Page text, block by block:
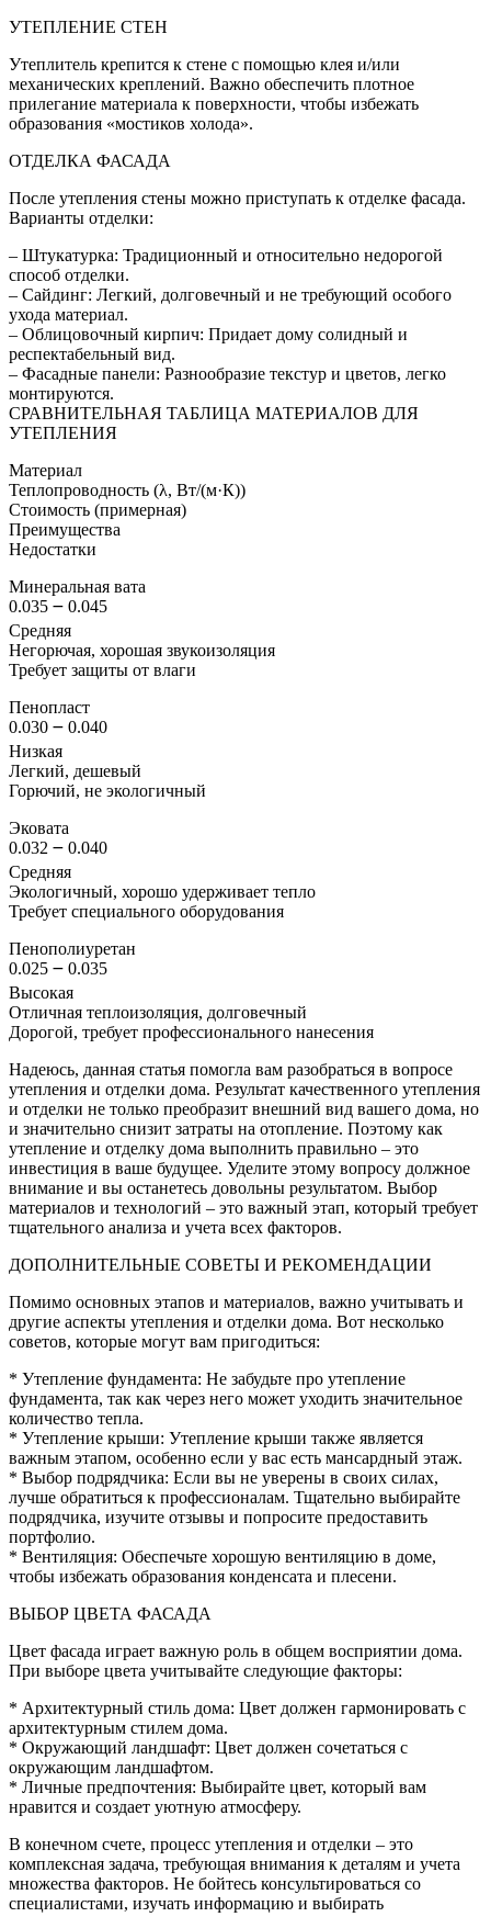
УТЕПЛЕНИЕ СТЕН
Утеплитель крепится к стене с помощью клея и/или
механических креплений. Важно обеспечить плотное
прилегание материала к поверхности, чтобы избежать
образования «мостиков холода».
ОТДЕЛКА ФАСАДА
После утепления стены можно приступать к отделке фасада.
Варианты отделки:
– Штукатурка: Традиционный и относительно недорогой
способ отделки.
– Сайдинг: Легкий, долговечный и не требующий особого
ухода материал.
– Облицовочный кирпич: Придает дому солидный и
респектабельный вид.
– Фасадные панели: Разнообразие текстур и цветов, легко
монтируются.
СРАВНИТЕЛЬНАЯ ТАБЛИЦА МАТЕРИАЛОВ ДЛЯ
УТЕПЛЕНИЯ
Материал
Теплопроводность (λ, Вт/(м·К))
Стоимость (примерная)
Преимущества
Недостатки
Минеральная вата
0.035 ౼ 0.045
Средняя
Негорючая, хорошая звукоизоляция
Требует защиты от влаги
Пенопласт
0.030 ౼ 0.040
Низкая
Легкий, дешевый
Горючий, не экологичный
Эковата
0.032 ౼ 0.040
Средняя
Экологичный, хорошо удерживает тепло
Требует специального оборудования
Пенополиуретан
0.025 ౼ 0.035
Высокая
Отличная теплоизоляция, долговечный
Дорогой, требует профессионального нанесения
Надеюсь, данная статья помогла вам разобраться в вопросе
утепления и отделки дома. Результат качественного утепления
и отделки не только преобразит внешний вид вашего дома, но
и значительно снизит затраты на отопление. Поэтому как
утепление и отделку дома выполнить правильно – это
инвестиция в ваше будущее. Уделите этому вопросу должное
внимание и вы останетесь довольны результатом. Выбор
материалов и технологий – это важный этап, который требует
тщательного анализа и учета всех факторов.
ДОПОЛНИТЕЛЬНЫЕ СОВЕТЫ И РЕКОМЕНДАЦИИ
Помимо основных этапов и материалов, важно учитывать и
другие аспекты утепления и отделки дома. Вот несколько
советов, которые могут вам пригодиться:
* Утепление фундамента: Не забудьте про утепление
фундамента, так как через него может уходить значительное
количество тепла.
* Утепление крыши: Утепление крыши также является
важным этапом, особенно если у вас есть мансардный этаж.
* Выбор подрядчика: Если вы не уверены в своих силах,
лучше обратиться к профессионалам. Тщательно выбирайте
подрядчика, изучите отзывы и попросите предоставить
портфолио.
* Вентиляция: Обеспечьте хорошую вентиляцию в доме,
чтобы избежать образования конденсата и плесени.
ВЫБОР ЦВЕТА ФАСАДА
Цвет фасада играет важную роль в общем восприятии дома.
При выборе цвета учитывайте следующие факторы:
* Архитектурный стиль дома: Цвет должен гармонировать с
архитектурным стилем дома.
* Окружающий ландшафт: Цвет должен сочетаться с
окружающим ландшафтом.
* Личные предпочтения: Выбирайте цвет, который вам
нравится и создает уютную атмосферу.
В конечном счете, процесс утепления и отделки – это
комплексная задача, требующая внимания к деталям и учета
множества факторов. Не бойтесь консультироваться со
специалистами, изучать информацию и выбирать